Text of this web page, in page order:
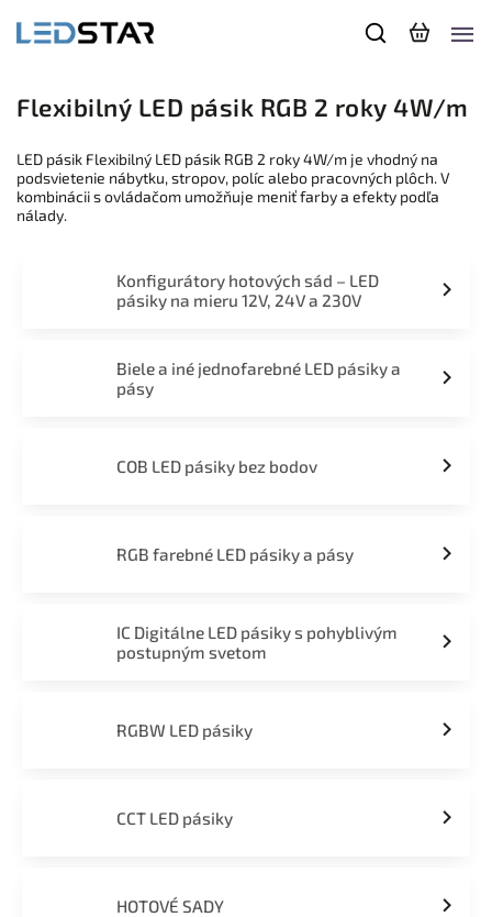
Flexibilný LED pásik RGB 2 roky 4W/m
LED pásik Flexibilný LED pásik RGB 2 roky 4W/m je vhodný na
podsvietenie nábytku, stropov, políc alebo pracovných plôch. V
kombinácii s ovládačom umožňuje meniť farby a efekty podľa
nálady.
Konfigurátory hotových sád – LED
pásiky na mieru 12V, 24V a 230V
Biele a iné jednofarebné LED pásiky a
pásy
COB LED pásiky bez bodov
RGB farebné LED pásiky a pásy
IC Digitálne LED pásiky s pohyblivým
postupným svetom
RGBW LED pásiky
CCT LED pásiky
HOTOVÉ SADY